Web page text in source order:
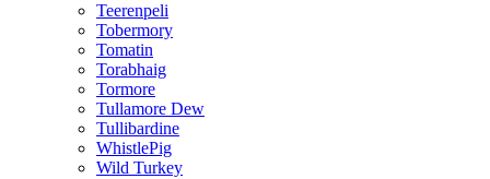
Teerenpeli
Tobermory
Tomatin
Torabhaig
Tormore
Tullamore Dew
Tullibardine
WhistlePig
Wild Turkey